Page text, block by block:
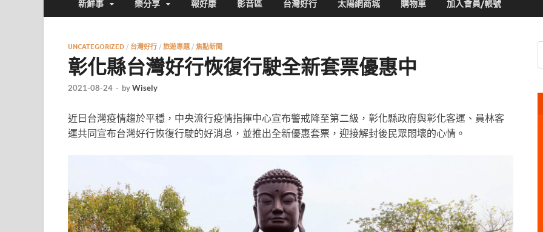
新鮮事 樂分享 報好康 影音區 台灣好行 太陽網商城 購物車 加入會員/帳號
UNCATEGORIZED / 台灣好行 / 旅遊專題 / 焦點新聞
彰化縣台灣好行恢復行駛全新套票優惠中
2021-08-24 - byWisely
近日台灣疫情趨於平穩，中央流行疫情指揮中心宣布警戒降至第二級，彰化縣政府與彰化客運、員林客
運共同宣布台灣好行恢復行駛的好消息，並推出全新優惠套票，迎接解封後民眾悶壞的心情。